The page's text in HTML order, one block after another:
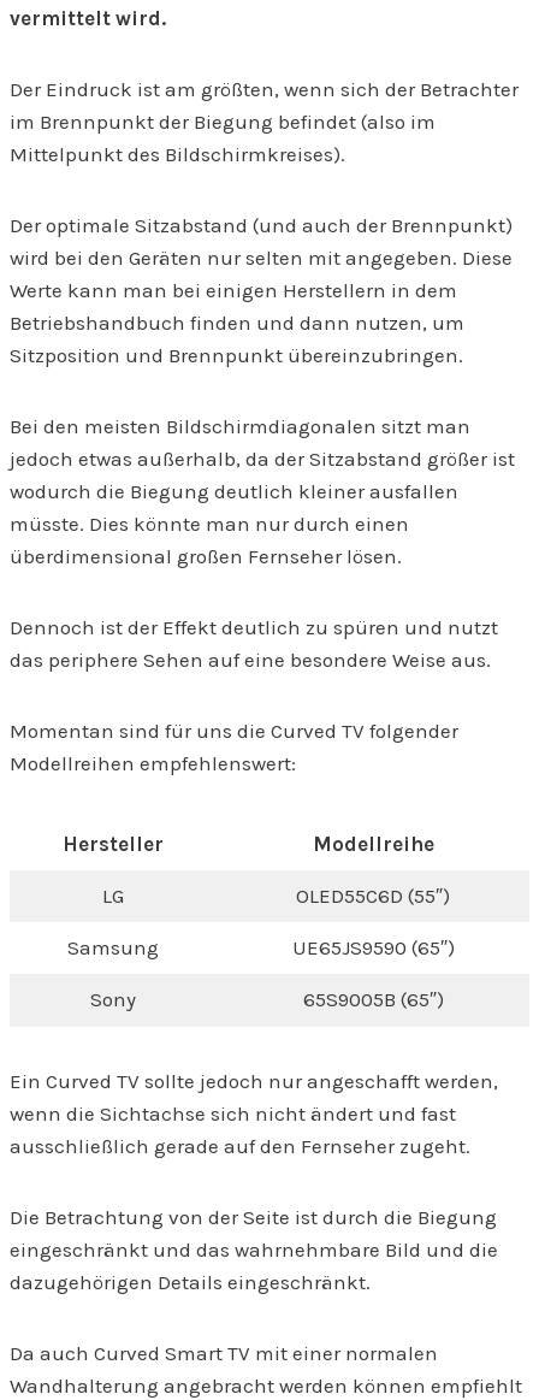
vermittelt wird.
Der Eindruck ist am größten, wenn sich der Betrachter
im Brennpunkt der Biegung befindet (also im
Mittelpunkt des Bildschirmkreises).
Der optimale Sitzabstand (und auch der Brennpunkt)
wird bei den Geräten nur selten mit angegeben. Diese
Werte kann man bei einigen Herstellern in dem
Betriebshandbuch finden und dann nutzen, um
Sitzposition und Brennpunkt übereinzubringen.
Bei den meisten Bildschirmdiagonalen sitzt man
jedoch etwas außerhalb, da der Sitzabstand größer ist
wodurch die Biegung deutlich kleiner ausfallen
müsste. Dies könnte man nur durch einen
überdimensional großen Fernseher lösen.
Dennoch ist der Effekt deutlich zu spüren und nutzt
das periphere Sehen auf eine besondere Weise aus.
Momentan sind für uns die Curved TV folgender
Modellreihen empfehlenswert:
Hersteller Modellreihe
LG OLED55C6D (55″)
Samsung UE65JS9590 (65″)
Sony 65S9005B (65″)
Ein Curved TV sollte jedoch nur angeschafft werden,
wenn die Sichtachse sich nicht ändert und fast
ausschließlich gerade auf den Fernseher zugeht.
Die Betrachtung von der Seite ist durch die Biegung
eingeschränkt und das wahrnehmbare Bild und die
dazugehörigen Details eingeschränkt.
Da auch Curved Smart TV mit einer normalen
Wandhalterung angebracht werden können empfiehlt